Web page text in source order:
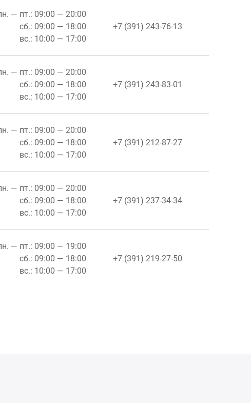
— пт.: 09:00 — 20:00
сб.: 09:00 — 18:00
вс.: 10:00 — 17:00
+7 (391) 243-76-13
— пт.: 09:00 — 20:00
сб.: 09:00 — 18:00
вс.: 10:00 — 17:00
+7 (391) 243-83-01
— пт.: 09:00 — 20:00
сб.: 09:00 — 18:00
вс.: 10:00 — 17:00
+7 (391) 212-87-27
— пт.: 09:00 — 20:00
сб.: 09:00 — 18:00
вс.: 10:00 — 17:00
+7 (391) 237-34-34
— пт.: 09:00 — 19:00
сб.: 09:00 — 18:00
вс.: 10:00 — 17:00
+7 (391) 219-27-50